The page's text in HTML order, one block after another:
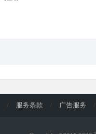
/ 服务条款 / 广告服务 /